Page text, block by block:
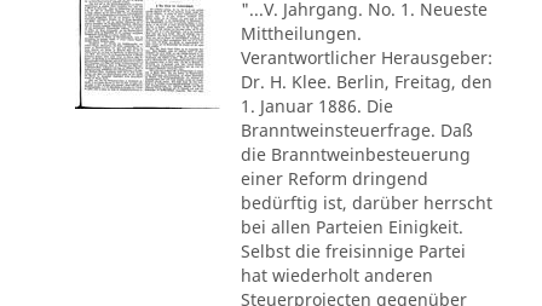
"...V. Jahrgang. No. 1. Neueste
Mittheilungen.
Verantwortlicher Herausgeber:
Dr. H. Klee. Berlin, Freitag, den
1. Januar 1886. Die
Branntweinsteuerfrage. Daß
die Branntweinbesteuerung
einer Reform dringend
bedürftig ist, darüber herrscht
bei allen Parteien Einigkeit.
Selbst die freisinnige Partei
hat wiederholt anderen
Steuerprojecten gegenüber